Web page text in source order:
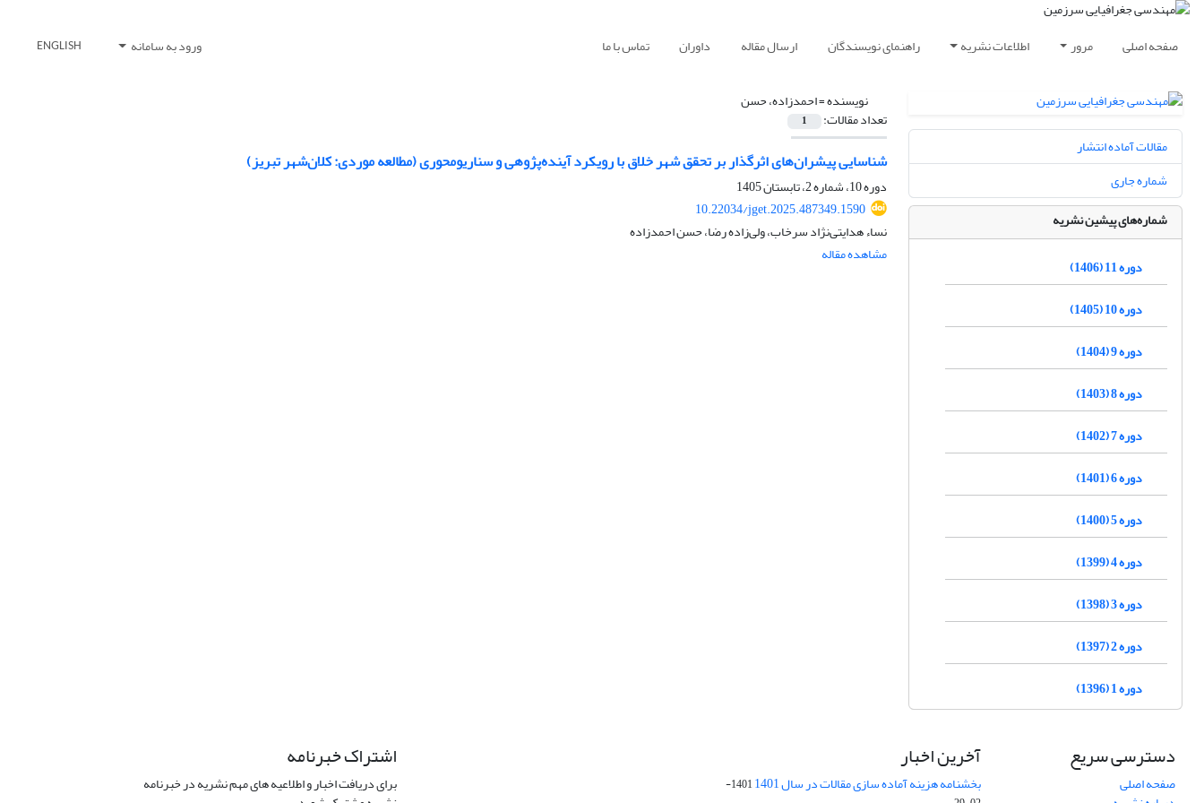
صفحه اصلی مرور اطلاعات نشریه راهنمای نویسندگان ارسال مقاله داوران تماس با ما ورود به سامانه ENGLISH
نویسنده =احمدزاده، حسن
تعداد مقالات: 1
شناسایی پیشران‌های اثرگذار بر تحقق شهر خلاق با رویکرد آینده‌پژوهی و سناریومحوری (مطالعه موردی: کلان‌شهر تبریز)
دوره 10، شماره 2، تابستان 1405
10.22034/jget.2025.487349.1590
نساء هدایتی‌نژاد سرخاب، ولی‌زاده رضا، حسن احمدزاده
مشاهده مقاله
مقالات آماده انتشار
شماره جاری
شماره‌های پیشین نشریه
دوره 11 (1406)
دوره 10 (1405)
دوره 9 (1404)
دوره 8 (1403)
دوره 7 (1402)
دوره 6 (1401)
دوره 5 (1400)
دوره 4 (1399)
دوره 3 (1398)
دوره 2 (1397)
دوره 1 (1396)
دسترسی سریع
صفحه اصلی
آخرین اخبار
بخشنامه هزینه آماده سازی مقالات در سال 1401
1401-
اشتراک خبرنامه
برای دریافت اخبار و اطلاعیه های مهم نشریه در خبرنامه